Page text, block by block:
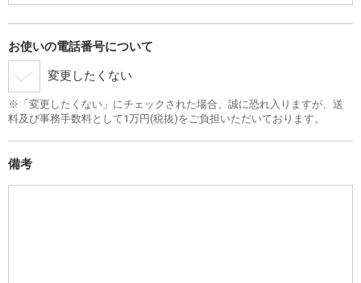
お使いの電話番号について
変更したくない
※「変更したくない」にチェックされた場合、誠に恐れ入りますが、送
料及び事務手数料として1万円(税抜)をご負担いただいております。
備考